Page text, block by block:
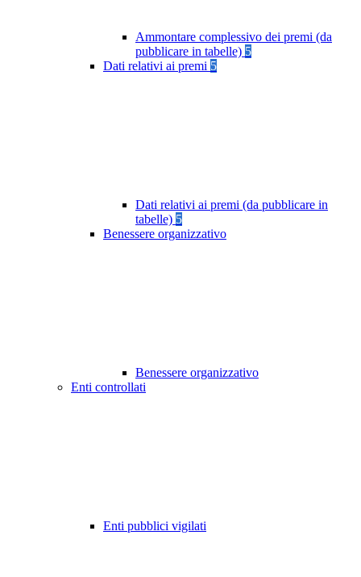
Ammontare complessivo dei premi (da
pubblicare in tabelle) 5
Dati relativi ai premi 5
Dati relativi ai premi (da pubblicare in
tabelle) 5
Benessere organizzativo
Benessere organizzativo
Enti controllati
Enti pubblici vigilati